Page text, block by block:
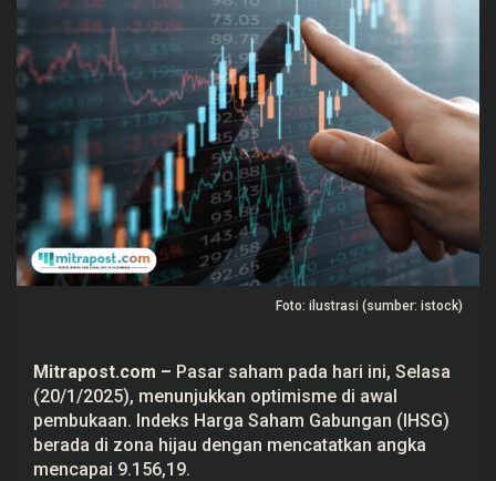
i
n
g
B
E
I
y
a
n
g
H
a
r
g
a
n
y
p
o
t
e
n
s
Foto: ilustrasi (sumber: istock)
Mitrapost.com – Pasar saham pada hari ini, Selasa
(20/1/2025), menunjukkan optimisme di awal
pembukaan. Indeks Harga Saham Gabungan (IHSG)
berada di zona hijau dengan mencatatkan angka
mencapai 9.156,19.